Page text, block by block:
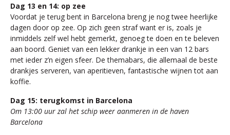
Dag 13 en 14: op zee
Voordat je terug bent in Barcelona breng je nog twee heerlijke
dagen door op zee. Op zich geen straf want er is, zoals je
inmiddels zelf wel hebt gemerkt, genoeg te doen en te beleven
aan boord. Geniet van een lekker drankje in een van 12 bars
met ieder z’n eigen sfeer. De themabars, die allemaal de beste
drankjes serveren, van aperitieven, fantastische wijnen tot aan
koffie.
Dag 15: terugkomst in Barcelona
Om 13:00 uur zal het schip weer aanmeren in de haven
Barcelona